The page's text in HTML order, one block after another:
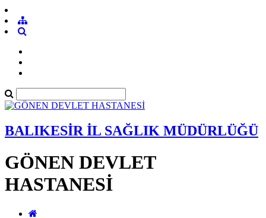
BALIKESİR İL SAĞLIK MÜDÜRLÜĞÜ
GÖNEN DEVLET
HASTANESİ